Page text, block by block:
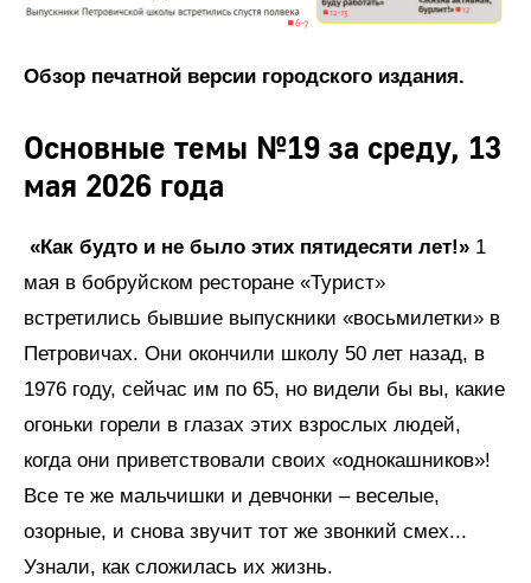
Обзор печатной версии городского издания.
Основные темы №19 за среду, 13
мая 2026 года
«Как будто и не было этих пятидесяти лет!» 1
мая в бобруйском ресторане «Турист»
встретились бывшие выпускники «восьмилетки» в
Петровичах. Они окончили школу 50 лет назад, в
1976 году, сейчас им по 65, но видели бы вы, какие
огоньки горели в глазах этих взрослых людей,
когда они приветствовали своих «однокашников»!
Все те же мальчишки и девчонки – веселые,
озорные, и снова звучит тот же звонкий смех...
Узнали, как сложилась их жизнь.